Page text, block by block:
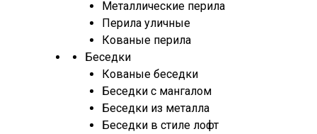
Металлические перила
Перила уличные
Кованые перила
Беседки
Кованые беседки
Беседки с мангалом
Беседки из металла
Беседки в стиле лофт